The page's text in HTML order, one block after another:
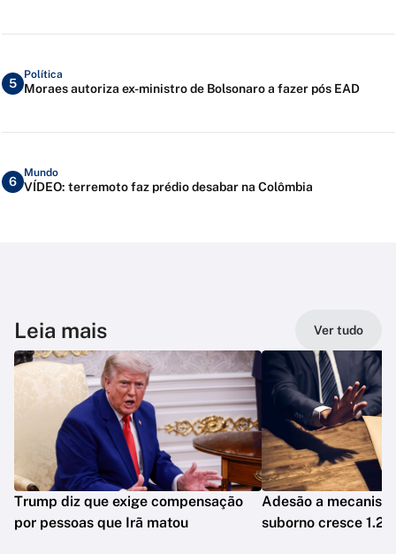
5
Política
Moraes autoriza ex-ministro de Bolsonaro a fazer pós EAD
6
Mundo
VÍDEO: terremoto faz prédio desabar na Colômbia
Leia mais Ver tudo
Trump diz que exige compensação
por pessoas que Irã matou
Adesão a
suborno cresce